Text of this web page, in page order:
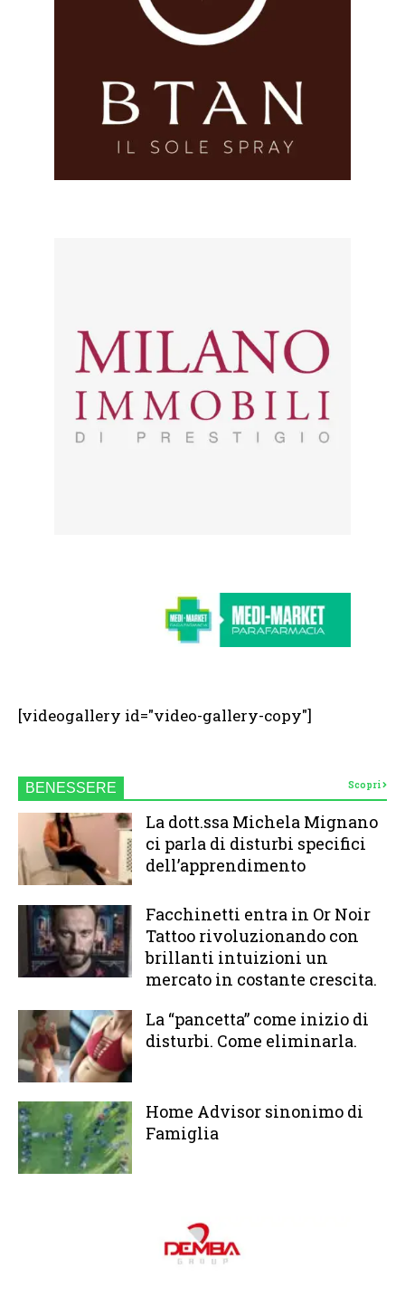
[videogallery id="video-gallery-copy"]
BENESSERE Scopri
La dott.ssa Michela Mignano
ci parla di disturbi specifici
dell’apprendimento
Facchinetti entra in Or Noir
Tattoo rivoluzionando con
brillanti intuizioni un
mercato in costante crescita.
La “pancetta” come inizio di
disturbi. Come eliminarla.
Home Advisor sinonimo di
Famiglia